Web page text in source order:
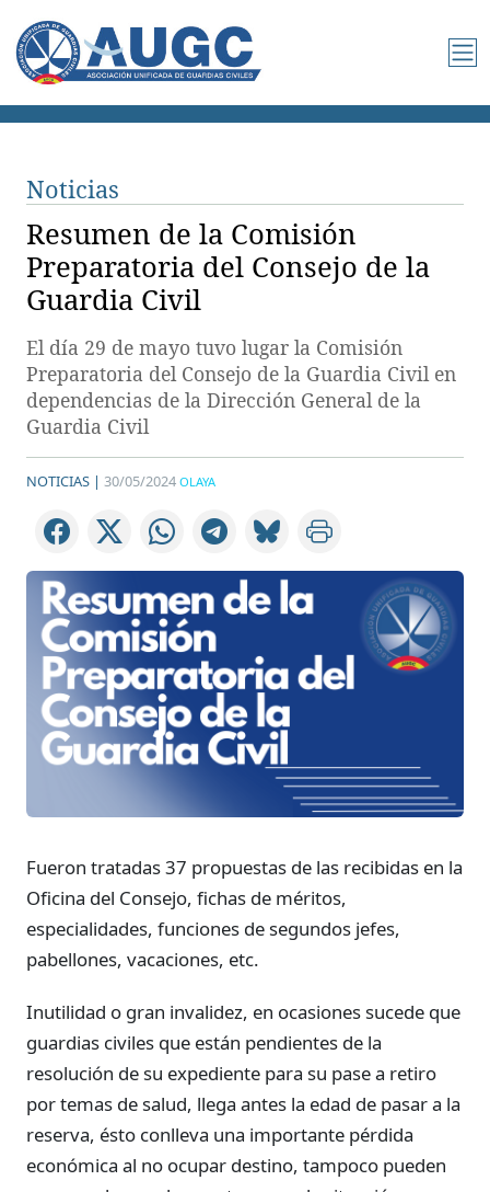
Noticias
Resumen de la Comisión
Preparatoria del Consejo de la
Guardia Civil
El día 29 de mayo tuvo lugar la Comisión
Preparatoria del Consejo de la Guardia Civil en
dependencias de la Dirección General de la
Guardia Civil
NOTICIAS | 30/05/2024 OLAYA
Fueron tratadas 37 propuestas de las recibidas en la
Oficina del Consejo, fichas de méritos,
especialidades, funciones de segundos jefes,
pabellones, vacaciones, etc.
Inutilidad o gran invalidez, en ocasiones sucede que
guardias civiles que están pendientes de la
resolución de su expediente para su pase a retiro
por temas de salud, llega antes la edad de pasar a la
reserva, ésto conlleva una importante pérdida
económica al no ocupar destino, tampoco pueden